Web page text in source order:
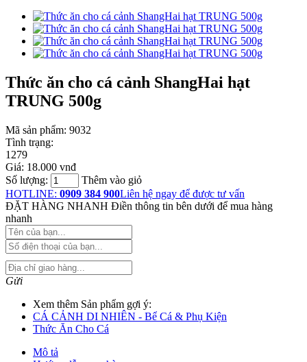
Thức ăn cho cá cảnh ShangHai hạt
TRUNG 500g
Mã sản phẩm: 9032
Tình trạng:
1279
Giá: 18.000 vnđ
Số lượng:
Thêm vào giỏ
HOTLINE: 0909 384 900Liên hệ ngay để được tư vấn
ĐẶT HÀNG NHANH Điền thông tin bên dưới để mua hàng
nhanh
Gửi
Xem thêm Sản phẩm gợi ý:
CÁ CẢNH DI NHIÊN - Bể Cá & Phụ Kiện
Thức Ăn Cho Cá
Mô tả